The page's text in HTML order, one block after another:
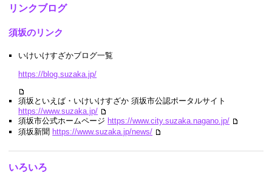
リンクブログ
須坂のリンク
いけいけすざかブログ一覧
https://blog.suzaka.jp/
須坂といえば・いけいけすざか 須坂市公認ポータルサイト
https://www.suzaka.jp/
須坂市公式ホームページ https://www.city.suzaka.nagano.jp/
須坂新聞 https://www.suzaka.jp/news/
いろいろ